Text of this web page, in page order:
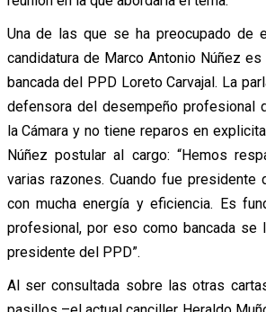
Una de las que se ha preocupado de
candidatura de Marco Antonio Núñez
bancada del PPD Loreto Carvajal. La
defensora del desempeño profesional
la Cámara y no tiene reparos en
Núñez postular al cargo: “Hemos
varias razones. Cuando fue presidente
con mucha energía y eficiencia. Es
profesional, por eso como bancada se
presidente del PPD”.
Al ser consultada sobre las otras